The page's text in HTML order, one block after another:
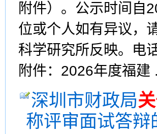
附件）。公示时间自
位或个人如有异议，
科学研究所反映。电
附件：2026年度福建
深圳市财政局
称评审面试答辩